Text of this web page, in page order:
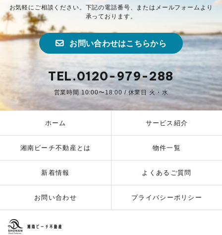
お気軽にご相談ください。下記の電話番号、またはメールフォームより
承っております。
お問い合わせはこちらから
TEL.0120-979-288
営業時間 10:00〜18:00 / 休業日 火・水
ホーム サービス紹介
湘南ビーチ不動産とは 物件一覧
新着情報 よくあるご質問
お問い合わせ プライバシーポリシー